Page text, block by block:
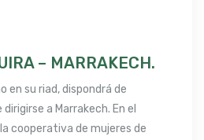
– MARRAKECH.
en su riad, dispondrá de
a Marrakech. En el
cooperativa de mujeres de